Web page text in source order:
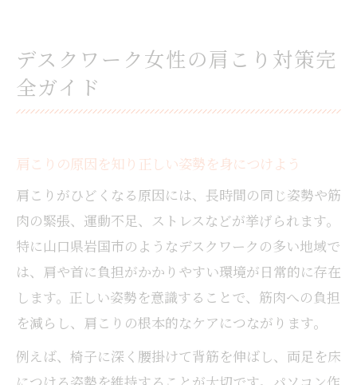
係
肩こりを悪化させない日常の動作ポイント
慢性肩こりがひどい時に見直したい習慣
毎日の姿勢が肩こりの慢性化を左右する理
由
睡眠と肩こりの関係性を意識した改善方法
慢性肩こりを防ぐ食生活と水分補給の工夫
肩こりが辛い時のリラックス法とは
肩や首の疲れを癒す新しいケア習慣
肩こり改善に効果的なセルフマッサージ法
首の凝りも和らぐストレッチの取り入れ方
デスクワーク女性の肩こり対策完
全ガイド
肩こりの原因を知り正しい姿勢を身につけよう
肩こりがひどくなる原因には、長時間の同じ姿勢や筋
肉の緊張、運動不足、ストレスなどが挙げられます。
特に山口県岩国市のようなデスクワークの多い地域で
は、肩や首に負担がかかりやすい環境が日常的に存在
します。正しい姿勢を意識することで、筋肉への負担
を減らし、肩こりの根本的なケアにつながります。
例えば、椅子に深く腰掛けて背筋を伸ばし、両足を床